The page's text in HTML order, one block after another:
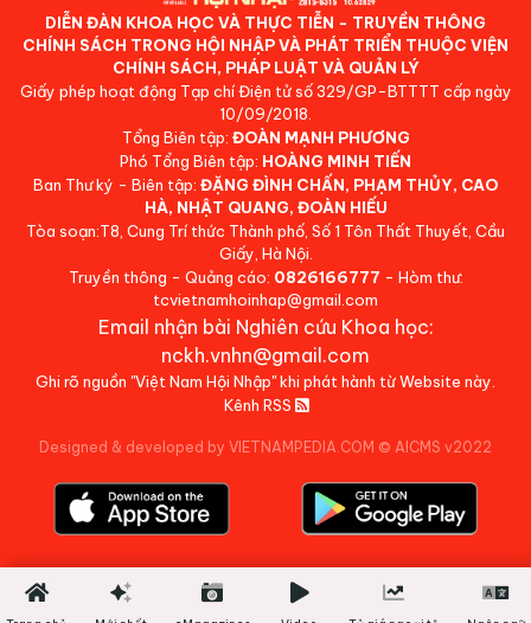
DIỄN ĐÀN KHOA HỌC VÀ THỰC TIỄN - TRUYỀN THÔNG
CHÍNH SÁCH TRONG HỘI NHẬP VÀ PHÁT TRIỂN THUỘC VIỆN
CHÍNH SÁCH, PHÁP LUẬT VÀ QUẢN LÝ
Giấy phép hoạt động Tạp chí Điện tử số 329/GP-BTTTT cấp ngày
10/09/2018.
Tổng Biên tập: ĐOÀN MẠNH PHƯƠNG
Phó Tổng Biên tập: HOÀNG MINH TIẾN
Ban Thư ký - Biên tập: ĐẶNG ĐÌNH CHẤN, PHẠM THỦY, CAO
HÀ, NHẬT QUANG, ĐOÀN HIẾU
Tòa soạn:T8, Cung Trí thức Thành phố, Số 1 Tôn Thất Thuyết, Cầu
Giấy, Hà Nội.
Truyền thông - Quảng cáo: 0826166777 - Hòm thư:
tcvietnamhoinhap@gmail.com
Email nhận bài Nghiên cứu Khoa học:
nckh.vnhn@gmail.com
Ghi rõ nguồn "Việt Nam Hội Nhập" khi phát hành từ Website này.
Kênh RSS
Designed & developed by VIETNAMPEDIA.COM © AICMS v2022